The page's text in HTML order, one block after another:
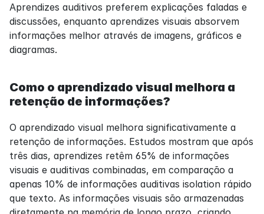
Aprendizes auditivos preferem explicações faladas e
discussões, enquanto aprendizes visuais absorvem
informações melhor através de imagens, gráficos e
diagramas.
Como o aprendizado visual melhora a
retenção de informações?
O aprendizado visual melhora significativamente a
retenção de informações. Estudos mostram que após
três dias, aprendizes retêm 65% de informações
visuais e auditivas combinadas, em comparação a
apenas 10% de informações auditivas isolation rápido
que texto. As informações visuais são armazenadas